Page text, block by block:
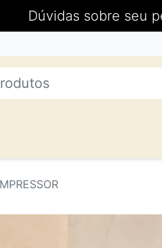
Dúvidas sobre seu